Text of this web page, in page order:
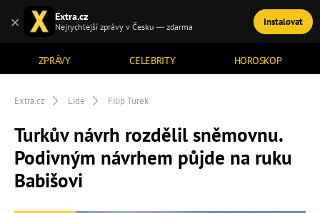
ZPRÁVY CELEBRITY HOROSKOP
TÉMATA
Extra.cz Lidé Filip Turek
Turkův návrh rozdělil sněmovnu.
Podivným návrhem půjde na ruku
Babišovi
× Extra.cz
Nejrychlejší zprávy v Česku — zdarma Instalovat